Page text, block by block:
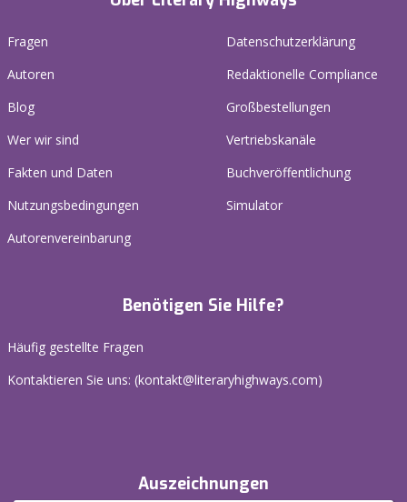
Fragen
Autoren
Blog
Wer wir sind
Fakten und Daten
Nutzungsbedingungen
Autorenvereinbarung
Datenschutzerklärung
Redaktionelle Compliance
Großbestellungen
Vertriebskanäle
Buchveröffentlichung
Simulator
Benötigen Sie Hilfe?
Häufig gestellte Fragen
Kontaktieren Sie uns: (kontakt@literaryhighways.com)
Auszeichnungen